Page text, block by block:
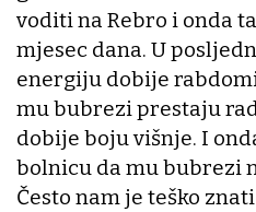
voditi na Rebro i onda
mjesec dana. U
energiju dobije
mu bubrezi prestaju
dobije boju višnje. I
bolnicu da mu bubrezi
Često nam je teško